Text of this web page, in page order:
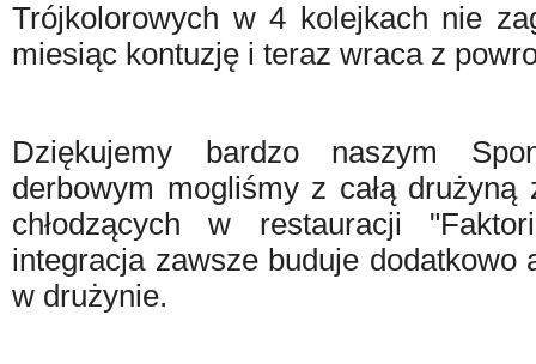
Trójkolorowych w 4 kolejkach nie
miesiąc kontuzję i teraz wraca z
Dziękujemy bardzo naszym
derbowym mogliśmy z całą
chłodzących w restauracji
integracja zawsze buduje dodatkowo
w drużynie.